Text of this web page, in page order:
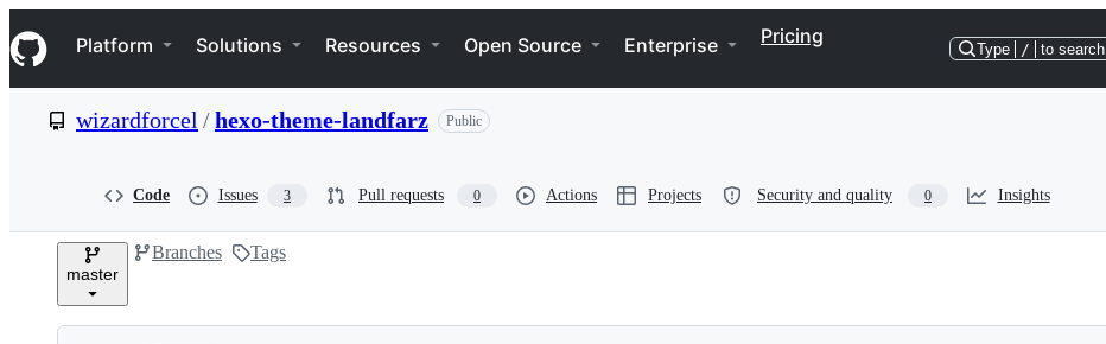
k
i
p
e
Navigation Menu
Platform Solutions Resources Open Source Enterprise Pricing
Type / to search
wizardforcel /hexo-theme-landfarz Public
Code Issues 3 Pull requests 0 Actions Projects Security and quality 0 Insights
master
Branches Tags